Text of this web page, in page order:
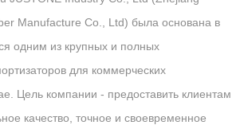
Manufacture Co., Ltd) была основана в
одним из крупных и полных
для коммерческих
Цель компании - предоставить клиентам
качество, точное и своевременное